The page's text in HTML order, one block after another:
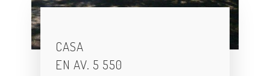
CASA
EN AV. 5 550